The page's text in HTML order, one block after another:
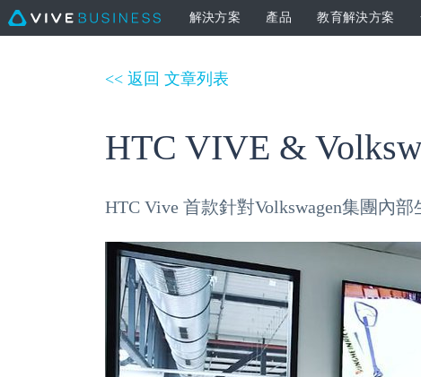
解決方案 產品 教育解決方案
<< 返回 文章列表
HTC VIVE &
HTC Vive 首款針對Volkswagen集團內